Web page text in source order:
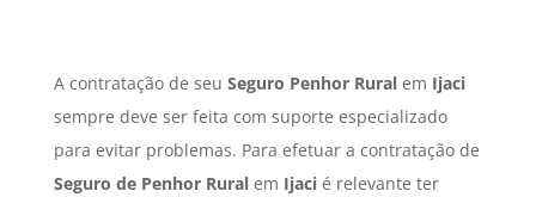
A contratação de seu Seguro Penhor Ruralem Ijaci
sempre deve ser feita com suporte especializado
para evitar problemas. Para efetuar a contratação de
Seguro de Penhor Ruralem Ijacié relevante ter